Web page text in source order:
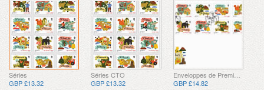
Séries
GBP £13.32
Séries CTO
GBP £13.32
Enveloppes de Premier Jour
GBP £14.82